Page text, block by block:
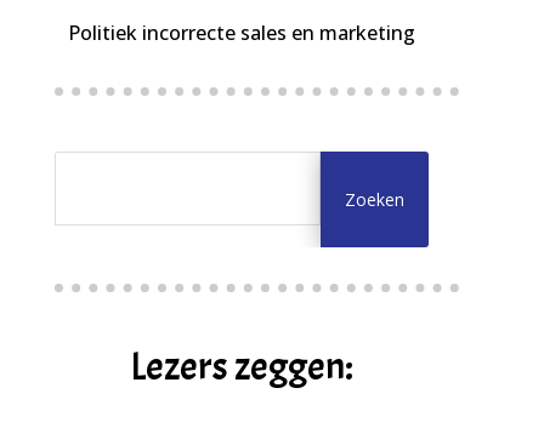
Politiek incorrecte sales en marketing
Lezers zeggen: